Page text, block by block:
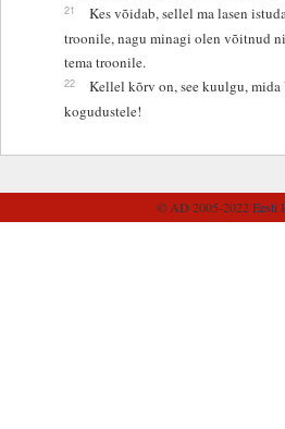
21
Kes võidab, sellel ma lasen
troonile, nagu minagi olen võitnud
tema troonile.
22
Kellel kõrv on, see kuulgu, mida
kogudustele!
© AD 2005-2022Eesti